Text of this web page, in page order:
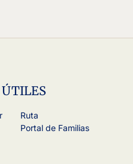
Ruta
Portal de Familias